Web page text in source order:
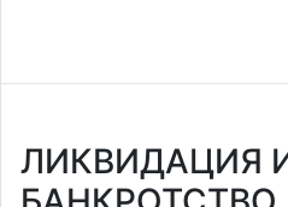
ЛИКВИДАЦИЯ